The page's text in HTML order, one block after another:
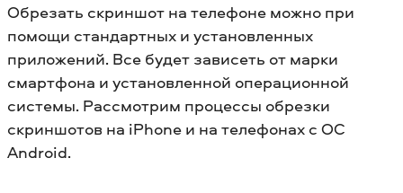
Обрезать скриншот на телефоне можно при
помощи стандартных и установленных
приложений. Все будет зависеть от марки
смартфона и установленной операционной
системы. Рассмотрим процессы обрезки
скриншотов на iPhone и на телефонах с ОС
Android.